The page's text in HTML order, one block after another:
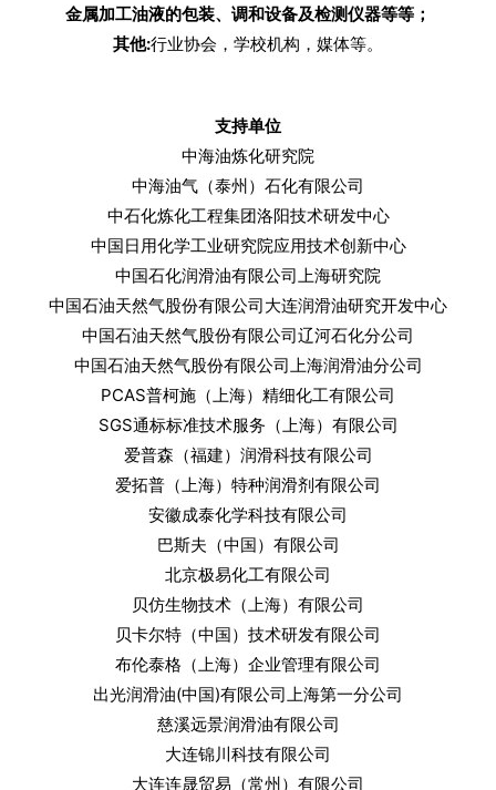
金属加工油液的包装、调和设备及检测仪器等等；
其他:行业协会，学校机构，媒体等。
支持单位
中海油炼化研究院
中海油气（泰州）石化有限公司
中石化炼化工程集团洛阳技术研发中心
中国日用化学工业研究院应用技术创新中心
中国石化润滑油有限公司上海研究院
中国石油天然气股份有限公司大连润滑油研究开发中心
中国石油天然气股份有限公司辽河石化分公司
中国石油天然气股份有限公司上海润滑油分公司
PCAS普柯施（上海）精细化工有限公司
SGS通标标准技术服务（上海）有限公司
爱普森（福建）润滑科技有限公司
爱拓普（上海）特种润滑剂有限公司
安徽成泰化学科技有限公司
巴斯夫（中国）有限公司
北京极易化工有限公司
贝仿生物技术（上海）有限公司
贝卡尔特（中国）技术研发有限公司
布伦泰格（上海）企业管理有限公司
出光润滑油(中国)有限公司上海第一分公司
慈溪远景润滑油有限公司
大连锦川科技有限公司
大连连晟贸易（常州）有限公司